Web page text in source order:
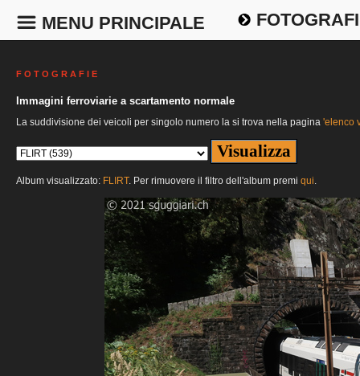
MENU PRINCIPALE
F O T O G R A F I E
Immagini ferroviarie a scartamento normale
La suddivisione dei veicoli per singolo numero la si trova nella pagina 'elenco
Album visualizzato: FLIRT. Per rimuovere il filtro dell'album premi qui.